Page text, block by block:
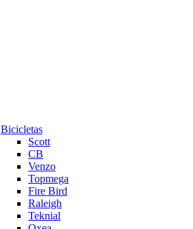
Bicicletas
Scott
CB
Venzo
Topmega
Fire Bird
Raleigh
Teknial